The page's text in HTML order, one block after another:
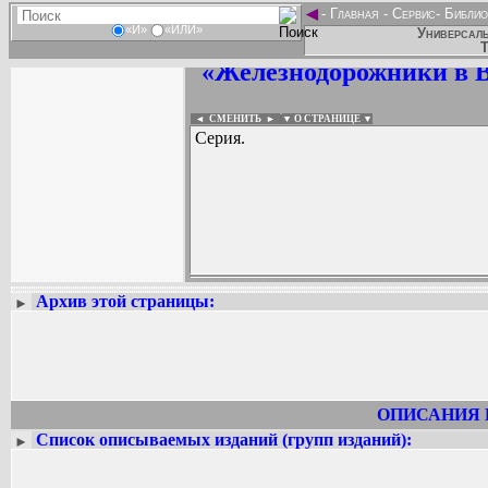
«И» «ИЛИ»
◄- Главная - Сервис-
«Железнодорожники в
◄ СМЕНИТЬ ► ▼ О СТРАНИЦЕ ▼
Серия.
► Архив этой страницы:
ОПИСАНИЯ
► Список описываемых изданий (групп изданий):